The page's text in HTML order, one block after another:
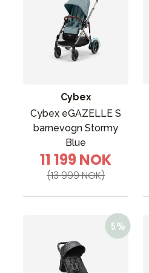
Cybex
Cybex eGAZELLE S
barnevogn Stormy
Blue
11 199 NOK
(13 999 NOK)